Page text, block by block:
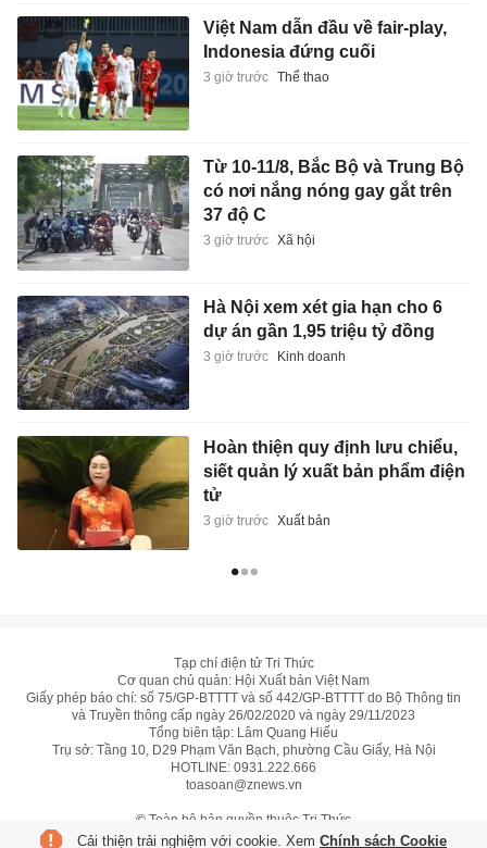
Việt Nam dẫn đầu về fair-play,
Indonesia đứng cuối
3 giờ trước Thể thao
Từ 10-11/8, Bắc Bộ và Trung Bộ
có nơi nắng nóng gay gắt trên
37 độ C
3 giờ trước Xã hội
Hà Nội xem xét gia hạn cho 6
dự án gần 1,95 triệu tỷ đồng
3 giờ trước Kinh doanh
Hoàn thiện quy định lưu chiểu,
siết quản lý xuất bản phẩm điện
tử
3 giờ trước Xuất bản
Tạp chí điện tử Tri Thức
Cơ quan chủ quản: Hội Xuất bản Việt Nam
Giấy phép báo chí: số 75/GP-BTTTT và số 442/GP-BTTTT do Bộ Thông tin
và Truyền thông cấp ngày 26/02/2020 và ngày 29/11/2023
Tổng biên tập: Lâm Quang Hiếu
Trụ sở: Tầng 10, D29 Phạm Văn Bạch, phường Cầu Giấy, Hà Nội
HOTLINE: 0931.222.666
toasoan@znews.vn
© Toàn bộ bản quyền thuộc Tri Thức
Cải thiện trải nghiệm với cookie. Xem Chính sách Cookie